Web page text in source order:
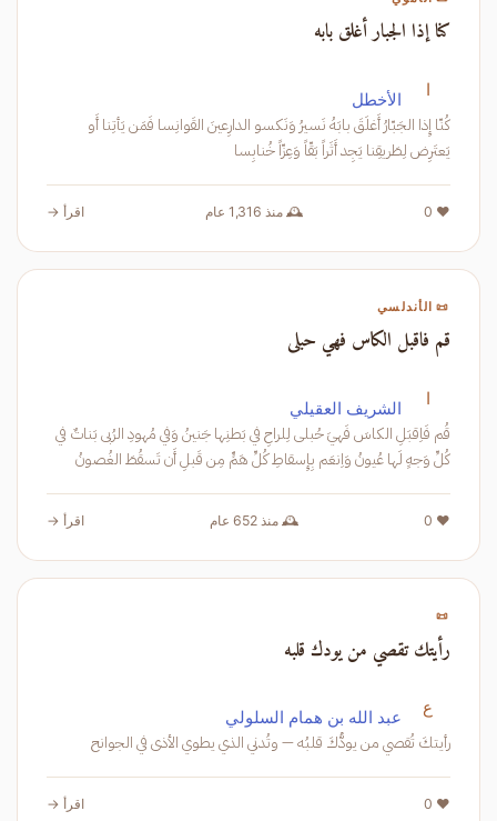
كنا إذا الجبار أغلق بابه
ا الأخطل
كُنّا إِذا الجَبّارُ أَغلَقَ بابَهُ نَسيرُ وَنَكسو الدارِعينَ القَوانِسا فَمَن يَأتِنا أَو
يَعتَرِض لِطَريقِنا يَجِد أَثَراً بَقّاً وَعِزّاً خُنابِسا
❤️ 0 🕰️ منذ 1,316 عام اقرأ →
📜 الأندلسي
قم فاقبل الكاس فهي حبلى
ا الشريف العقيلي
قُم فَاِقبَلِ الكاسَ فَهيَ حُبلى لِلراحِ في بَطنِها جَنينُ وَفي مُهودِ الرُبى بَناتٌ في
كُلِّ وَجهٍ لَها عُيونُ وَاِنعَم بِإِسقاطِ كُلِّ هَمٍّ مِن قَبلِ أَن تَسقُطَ الغُصونُ
❤️ 0 🕰️ منذ 652 عام اقرأ →
📜
رأيتك تقصي من يودك قلبه
ع عبد الله بن همام السلولي
رأيتكَ تُقصي من يودُّكَ قلبُه — وتُدني الذي يطوي الأذى في الجوانح
❤️ 0 اقرأ →